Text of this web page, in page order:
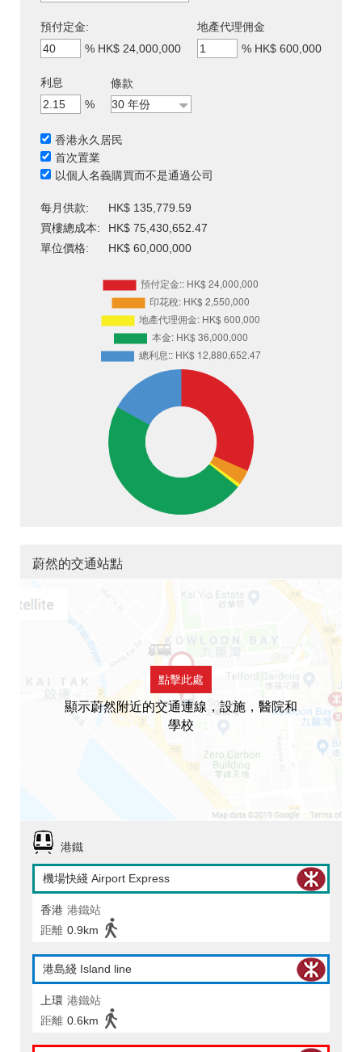
預付定金:
% HK$ 24,000,000
地產代理佣金
% HK$ 600,000
利息
%
條款
香港永久居民
首次置業
以個人名義購買而不是通過公司
每月供款:
HK$ 135,779.59
買樓總成本:
HK$ 75,430,652.47
單位價格:
HK$ 60,000,000
蔚然的交通站點
點擊此處
顯示蔚然附近的交通連線，設施，醫院和
學校
港鐵
機場快綫 Airport Express
香港 港鐵站
距離 0.9km
港島綫 Island line
上環 港鐵站
距離 0.6km